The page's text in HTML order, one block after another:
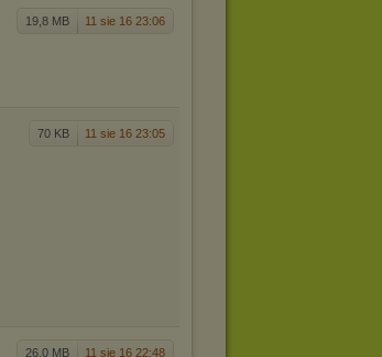
19,8 MB 11 sie 16 23:06
70 KB 11 sie 16 23:05
26,0 MB 11 sie 16 22:48